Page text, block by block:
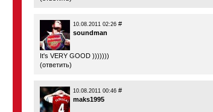
10.08.2011 02:26 #
soundman
It's VERY GOOD )))))))
(ответить)
10.08.2011 00:46 #
maks1995